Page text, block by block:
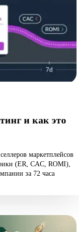
и как это
маркетплейсов
(ER, CAC, ROMI),
за 72 часа